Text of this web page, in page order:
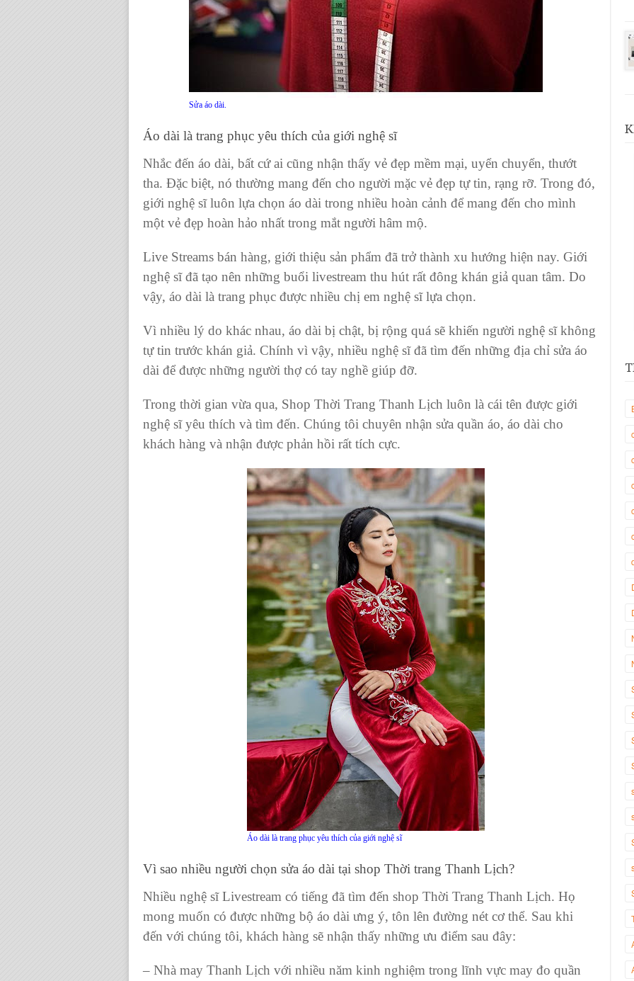
Sửa áo dài.
Áo dài là trang phục yêu thích của giới nghệ sĩ
Nhắc đến áo dài, bất cứ ai cũng nhận thấy vẻ đẹp mềm mại, uyển chuyển, thướt
tha. Đặc biệt, nó thường mang đến cho người mặc vẻ đẹp tự tin, rạng rỡ. Trong đó,
giới nghệ sĩ luôn lựa chọn áo dài trong nhiều hoàn cảnh để mang đến cho mình
một vẻ đẹp hoàn hảo nhất trong mắt người hâm mộ.
Live Streams bán hàng, giới thiệu sản phẩm đã trở thành xu hướng hiện nay. Giới
nghệ sĩ đã tạo nên những buổi livestream thu hút rất đông khán giả quan tâm. Do
vậy, áo dài là trang phục được nhiều chị em nghệ sĩ lựa chọn.
Vì nhiều lý do khác nhau, áo dài bị chật, bị rộng quá sẽ khiến người nghệ sĩ không
tự tin trước khán giả. Chính vì vậy, nhiều nghệ sĩ đã tìm đến những địa chỉ sửa áo
dài để được những người thợ có tay nghề giúp đỡ.
Trong thời gian vừa qua, Shop Thời Trang Thanh Lịch luôn là cái tên được giới
nghệ sĩ yêu thích và tìm đến. Chúng tôi chuyên nhận sửa quần áo, áo dài cho
khách hàng và nhận được phản hồi rất tích cực.
Áo dài là trang phục yêu thích của giới nghệ sĩ
Vì sao nhiều người chọn sửa áo dài tại shop Thời trang Thanh Lịch?
Nhiều nghệ sĩ Livestream có tiếng đã tìm đến shop Thời Trang Thanh Lịch. Họ
mong muốn có được những bộ áo dài ưng ý, tôn lên đường nét cơ thể. Sau khi
đến với chúng tôi, khách hàng sẽ nhận thấy những ưu điểm sau đây:
– Nhà may Thanh Lịch với nhiều năm kinh nghiệm trong lĩnh vực may đo quần